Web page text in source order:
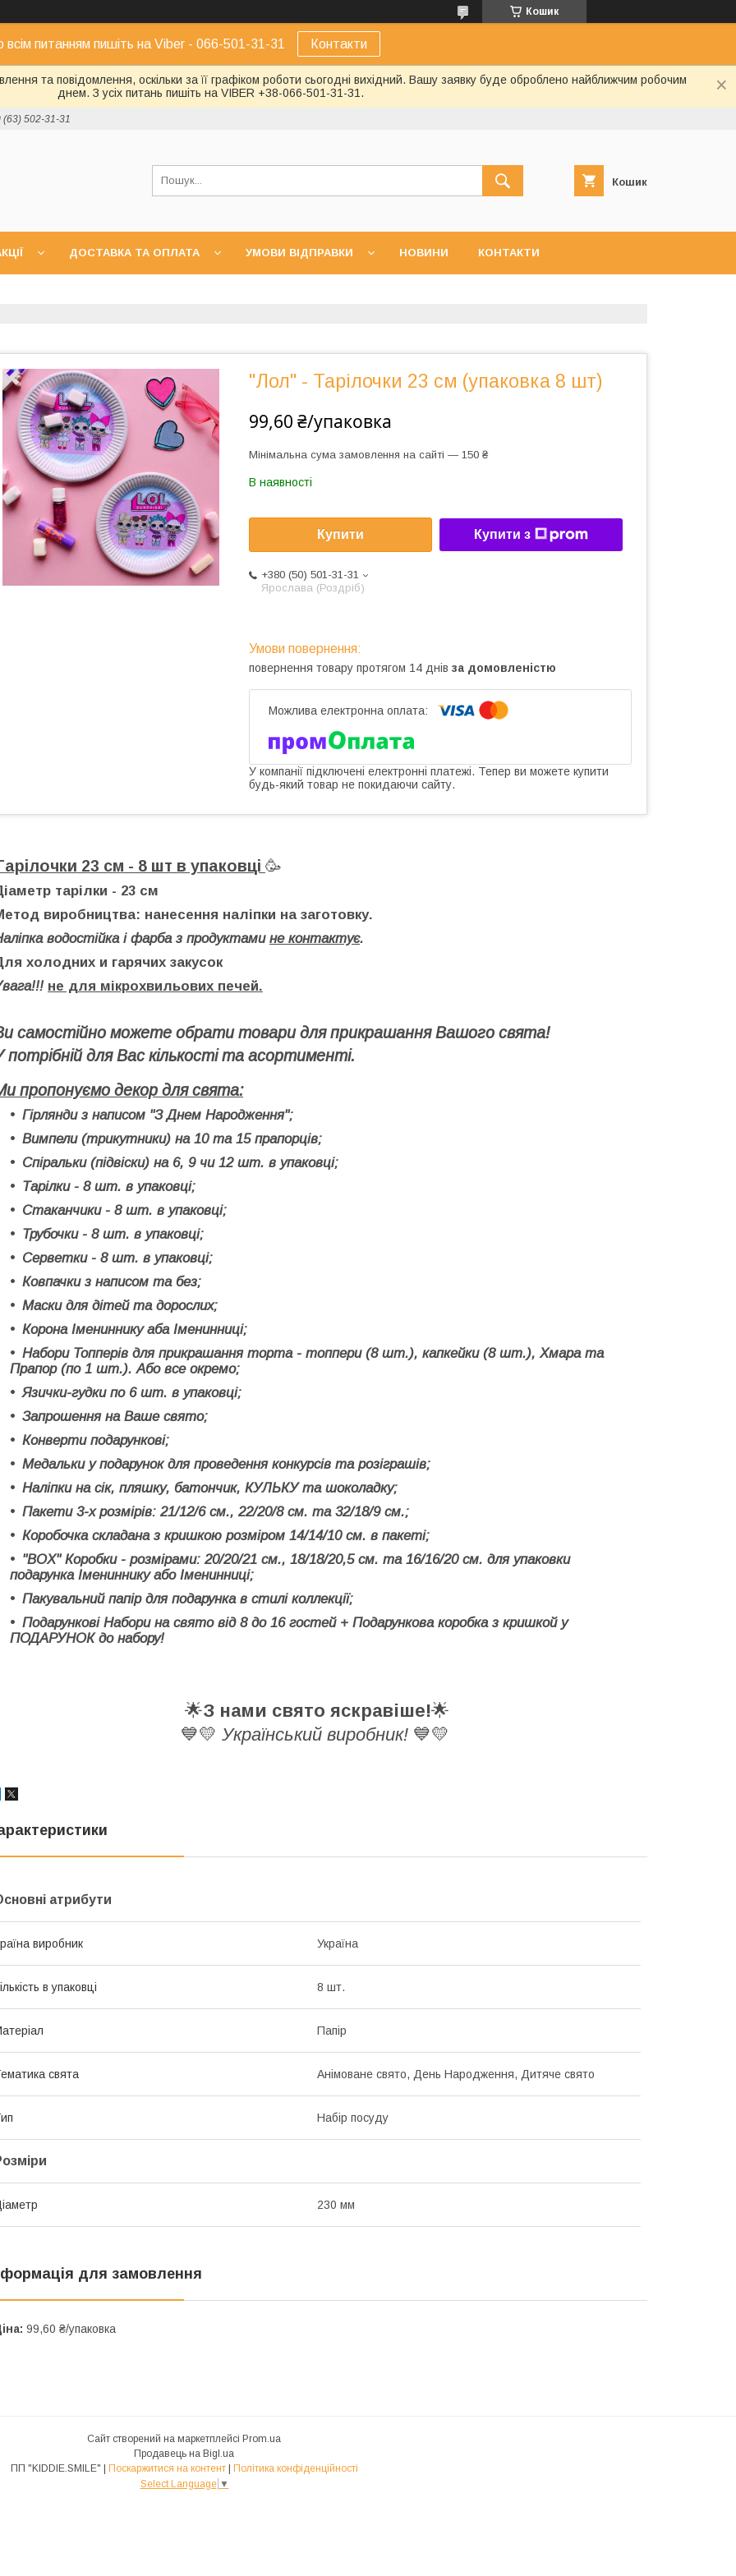
Кошик
всім питанням пишіть на Viber - 066-501-31-31 Контакти
та повідомлення, оскільки за її графіком роботи сьогодні вихідний. Вашу заявку буде оброблено найближчим робочим
днем. З усіх питань пишіть на VIBER +38-066-501-31-31.
(63) 502-31-31
Кошик
ДОСТАВКА ТА ОПЛАТА УМОВИ ВІДПРАВКИ НОВИНИ КОНТАКТИ
"Лол" - Тарілочки 23 см (упаковка 8 шт)
99,60 ₴/упаковка
Мінімальна сума замовлення на сайті — 150 ₴
В наявності
Купити Купити з
+380 (50) 501-31-31
Ярослава (Роздріб)
повернення товару протягом 14 днів за домовленістю
У компанії підключені електронні платежі. Тепер ви можете купити
будь-який товар не покидаючи сайту.
23 см - 8 шт в упаковці 🥳
тарілки - 23 см
виробництва: нанесення наліпки на заготовку.
водостійка і фарба з продуктами не контактує.
холодних и гарячих закусок
не для мікрохвильових печей.
самостійно можете обрати товари для прикрашання Вашого свята!
потрібній для Вас кількості та асортименті.
пропонуємо декор для свята:
Гірлянди з написом "З Днем Народження";
Вимпели (трикутники) на 10 та 15 прапорців;
Спіральки (підвіски) на 6, 9 чи 12 шт. в упаковці;
Тарілки - 8 шт. в упаковці;
Стаканчики - 8 шт. в упаковці;
Трубочки - 8 шт. в упаковці;
Серветки - 8 шт. в упаковці;
Ковпачки з написом та без;
Маски для дітей та дорослих;
Корона Імениннику аба Іменинниці;
Набори Топперів для прикрашання торта - топпери (8 шт.), капкейки (8 шт.), Хмара та
Прапор (по 1 шт.). Або все окремо;
Язички-гудки по 6 шт. в упаковці;
Запрошення на Ваше свято;
Конверти подарункові;
Медальки у подарунок для проведення конкурсів та розіграшів;
Наліпки на сік, пляшку, батончик, КУЛЬКУ та шоколадку;
Пакети 3-х розмірів: 21/12/6 см., 22/20/8 см. та 32/18/9 см.;
Коробочка складана з кришкою розміром 14/14/10 см. в пакеті;
"BOX" Коробки - розмірами: 20/20/21 см., 18/18/20,5 см. та 16/16/20 см. для упаковки
подарунка Імениннику або Іменинниці;
Пакувальний папір для подарунка в стилі коллекції;
Подарункові Набори на свято від 8 до 16 гостей + Подарункова коробка з кришкой у
ПОДАРУНОК до набору!
🌟З нами свято яскравіше!🌟
💙💛 Український виробник! 💙💛
атрибути
виробник Україна
в упаковці 8 шт.
Папір
свята Анімоване свято, День Народження, Дитяче свято
Набір посуду
230 мм
для замовлення
99,60 ₴/упаковка
Сайт створений на маркетплейсі Prom.ua
Продавець на Bigl.ua
Поскаржитися на контент
Політика конфіденційності
Select Language ▼